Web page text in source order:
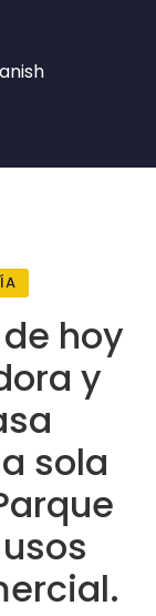
hoy
y
sola